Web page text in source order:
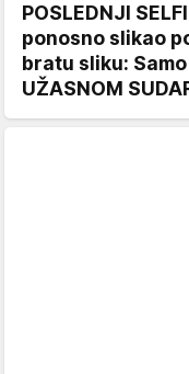
POSLEDNJI
ponosno slikao
bratu sliku: Samo
UŽASNOM